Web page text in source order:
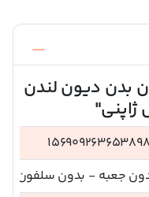
بدن دیون لندن
ژاپنی"
جعبه - بدون سلفون